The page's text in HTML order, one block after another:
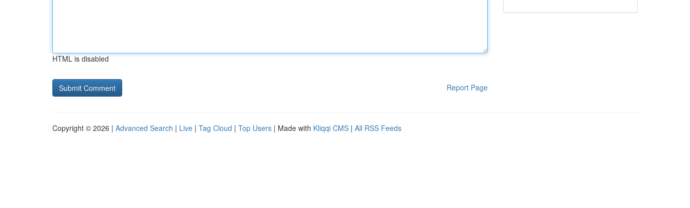
HTML is disabled
Report Page
Copyright © 2026 | Advanced Search | Live | Tag Cloud | Top Users | Made with Kliqqi CMS | All RSS Feeds